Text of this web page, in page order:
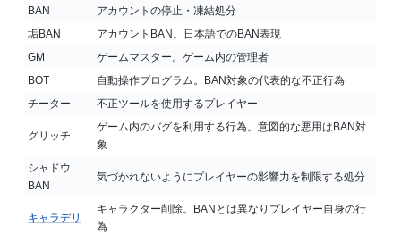
BAN
アカウントの停止・凍結処分
垢BAN
アカウントBAN。日本語でのBAN表現
GM
ゲームマスター。ゲーム内の管理者
BOT
自動操作プログラム。BAN対象の代表的な不正行為
チーター
不正ツールを使用するプレイヤー
グリッチ
ゲーム内のバグを利用する行為。意図的な悪用はBAN対
象
シャドウ
BAN
気づかれないようにプレイヤーの影響力を制限する処分
キャラデリ
キャラクター削除。BANとは異なりプレイヤー自身の行
為